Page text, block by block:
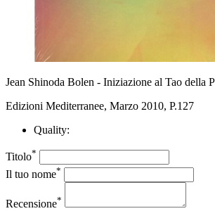
Jean Shinoda Bolen - Iniziazione al Tao della
Edizioni Mediterranee, Marzo 2010, P.127
Quality:
Titolo*
Il tuo nome*
Recensione*